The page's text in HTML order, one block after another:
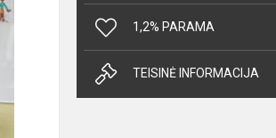
1,2% PARAMA
TEISINĖ INFORMACIJA